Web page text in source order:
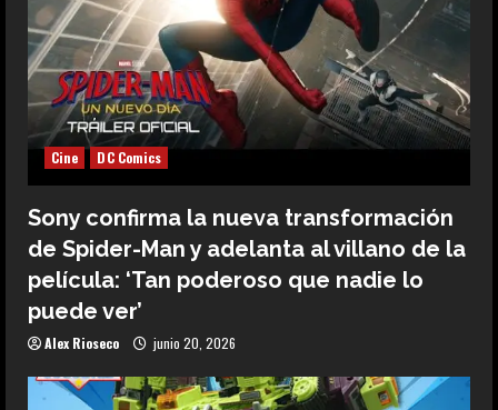
Cine DC Comics
Sony confirma la nueva transformación
de Spider-Man y adelanta al villano de la
película: ‘Tan poderoso que nadie lo
puede ver’
Alex Rioseco junio 20, 2026